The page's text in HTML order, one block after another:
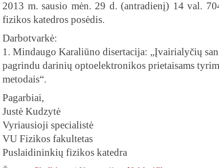
2013 m. sausio mėn. 29 d. (antradienį) 14 val.
fizikos katedros posėdis.
Darbotvarkė:
1. Mindaugo Karaliūno disertacija: „Įvairialyčių
pagrindu darinių optoelektronikos prietaisams
metodais“.
Pagarbiai,
Justė Kudzytė
Vyriausioji specialistė
VU Fizikos fakultetas
Puslaidininkių fizikos katedra